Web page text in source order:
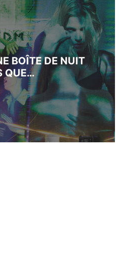
BOÎTE DE NUIT
QUE…